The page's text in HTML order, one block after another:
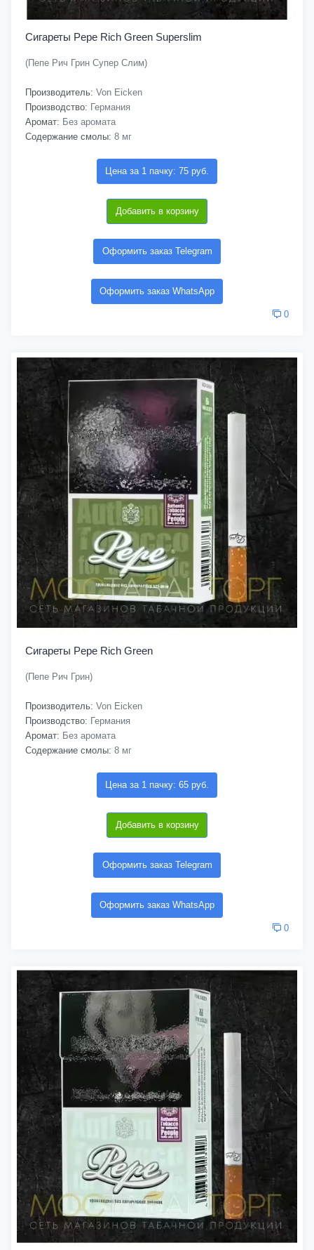
Сигареты Pepe Rich Green Superslim
(Пепе Рич Грин Супер Слим)
Производитель: Von Eicken
Производство: Германия
Аромат: Без аромата
Содержание смолы: 8 мг
Цена за 1 пачку: 75 руб.
Добавить в корзину
Оформить заказ Telegram
Оформить заказ WhatsApp
0
Сигареты Pepe Rich Green
(Пепе Рич Грин)
Производитель: Von Eicken
Производство: Германия
Аромат: Без аромата
Содержание смолы: 8 мг
Цена за 1 пачку: 65 руб.
Добавить в корзину
Оформить заказ Telegram
Оформить заказ WhatsApp
0